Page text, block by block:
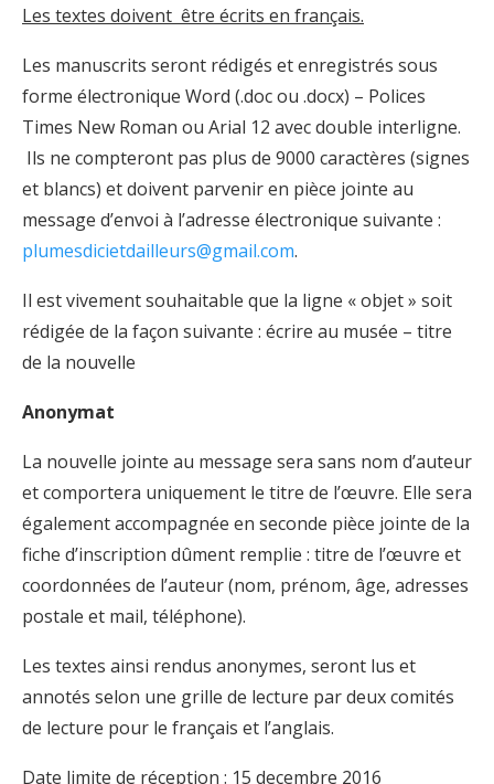
Les textes doivent être écrits en français.
Les manuscrits seront rédigés et enregistrés sous
forme électronique Word (.doc ou .docx) – Polices
Times New Roman ou Arial 12 avec double interligne.
Ils ne compteront pas plus de 9000 caractères (signes
et blancs) et doivent parvenir en pièce jointe au
message d’envoi à l’adresse électronique suivante :
plumesdicietdailleurs@gmail.com.
Il est vivement souhaitable que la ligne « objet » soit
rédigée de la façon suivante : écrire au musée – titre
de la nouvelle
Anonymat
La nouvelle jointe au message sera sans nom d’auteur
et comportera uniquement le titre de l’œuvre. Elle sera
également accompagnée en seconde pièce jointe de la
fiche d’inscription dûment remplie : titre de l’œuvre et
coordonnées de l’auteur (nom, prénom, âge, adresses
postale et mail, téléphone).
Les textes ainsi rendus anonymes, seront lus et
annotés selon une grille de lecture par deux comités
de lecture pour le français et l’anglais.
Date limite de réception : 15 decembre 2016